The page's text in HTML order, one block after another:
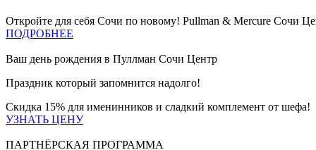
Откройте для себя Сочи по новому! Pullman & Mercure Сочи
ПОДРОБНЕЕ
Ваш день рождения в Пуллман Сочи Центр
Праздник который запомнится надолго!
Скидка 15% для именинников и сладкий комплемент от шефа!
УЗНАТЬ ЦЕНУ
ПАРТНЁРСКАЯ ПРОГРАММА